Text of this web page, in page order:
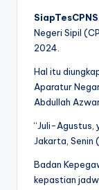
Negeri Sipil
2024.
Hal itu
Aparatur
Abdullah
“Juli-Agustus,
Jakarta, Senin
Badan
kepastian